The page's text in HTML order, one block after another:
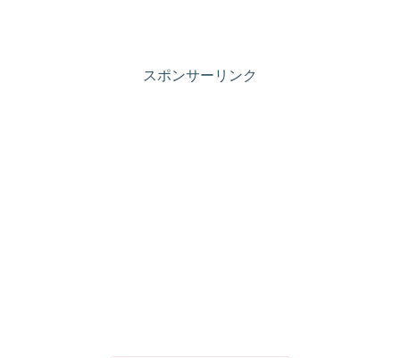
スポンサーリンク